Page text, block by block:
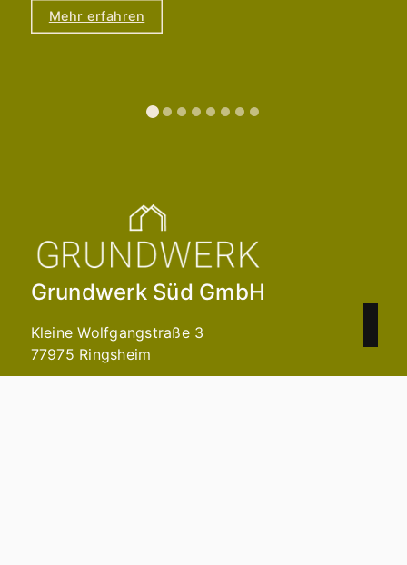
Mehr erfahren
Grundwerk Süd GmbH
Kleine Wolfgangstraße 3
77975 Ringsheim